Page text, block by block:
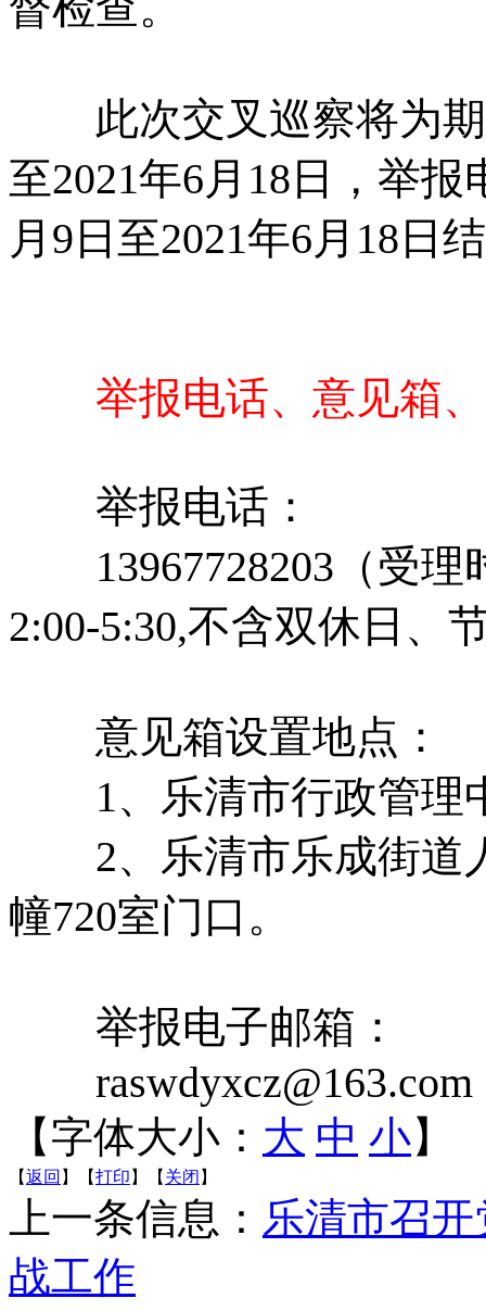
此次交叉巡察将为期
至2021年6月18日，举
月9日至2021年6月18日
举报电话、意见箱
举报电话：
13967728203（受理
2:00-5:30,不含双休日、
意见箱设置地点：
1、乐清市行政管理
2、乐清市乐成街道
幢720室门口。
举报电子邮箱：
raswdyxcz@163.com
【字体大小： 大 中 小】
【返回 】【打印 】【 关闭 】
上一条信息： 乐清市召
战工作